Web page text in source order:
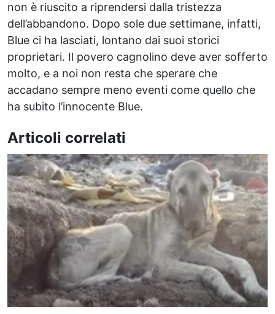
non è riuscito a riprendersi dalla tristezza
dell’abbandono. Dopo sole due settimane, infatti,
Blue ci ha lasciati, lontano dai suoi storici
proprietari. Il povero cagnolino deve aver sofferto
molto, e a noi non resta che sperare che
accadano sempre meno eventi come quello che
ha subito l’innocente Blue.
Articoli correlati